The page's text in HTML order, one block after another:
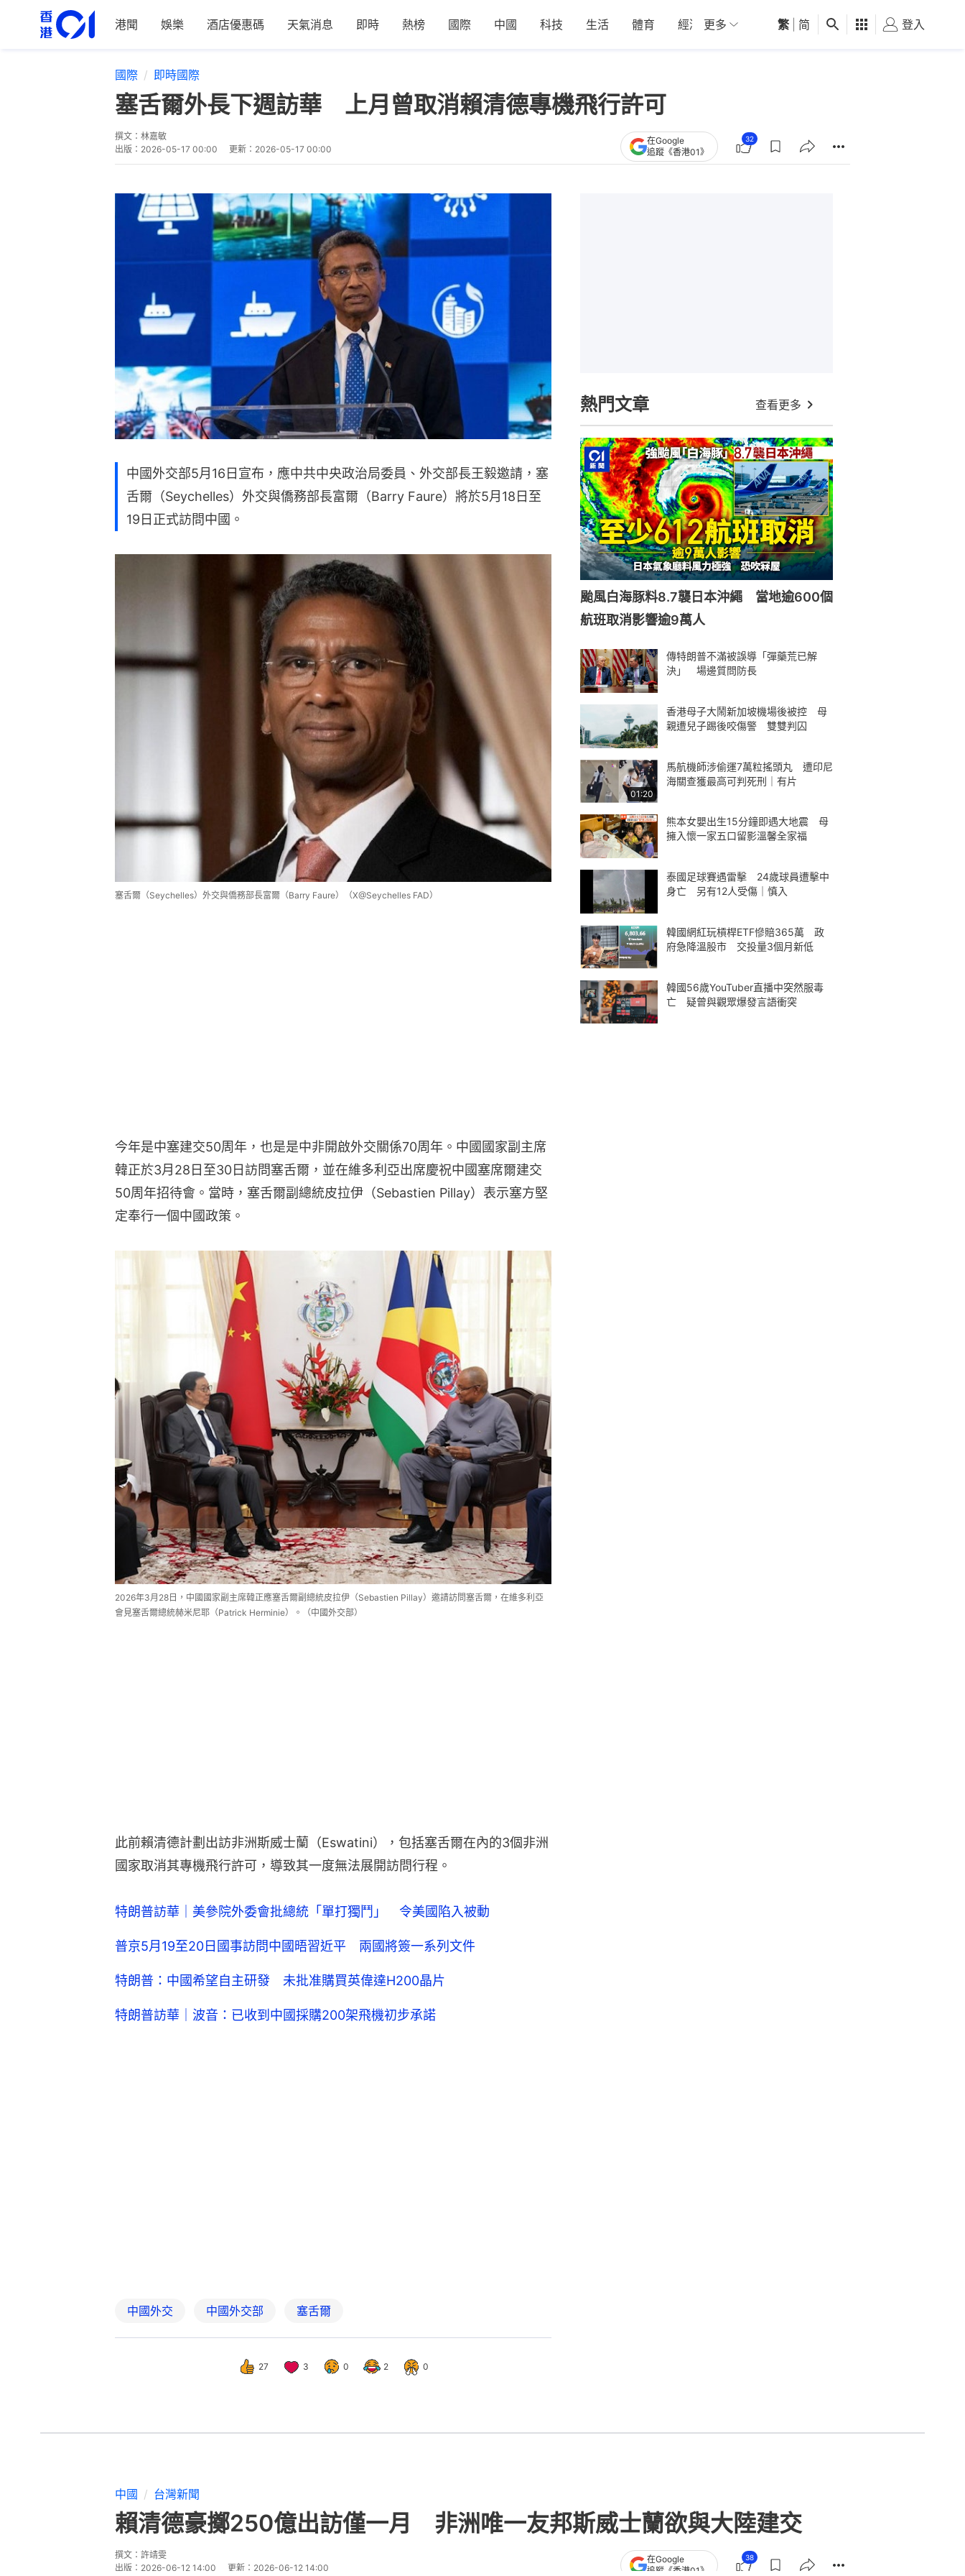
港聞 娛樂 酒店優惠碼 天氣消息 即時 熱榜 國際 中國 科技 生活 體育 經濟 01深圳 觀點 健康 好食玩飛
更多 繁 简 登入
國際 即時國際
塞舌爾外長下週訪華 上月曾取消賴清德專機飛行許可
撰文： 林嘉敏
出版： 2026-05-17 00:00 更新： 2026-05-17 00:00
在Google
追蹤《香港01》
32
中國外交部5月16日宣布，應中共中央政治局委員、外交部長王毅邀請，塞
舌爾（Seychelles）外交與僑務部長富爾（Barry Faure）將於5月18日至
19日正式訪問中國。
塞舌爾（Seychelles）外交與僑務部長富爾（Barry Faure）（X@Seychelles FAD）
今年是中塞建交50周年，也是是中非開啟外交關係70周年。中國國家副主席
韓正於3月28日至30日訪問塞舌爾，並在維多利亞出席慶祝中國塞席爾建交
50周年招待會。當時，塞舌爾副總統皮拉伊（Sebastien Pillay）表示塞方堅
定奉行一個中國政策。
2026年3月28日，中國國家副主席韓正應塞舌爾副總統皮拉伊（Sebastien Pillay）邀請訪問塞舌爾，在維多利亞
會見塞舌爾總統赫米尼耶（Patrick Herminie）。（中國外交部）
此前賴清德計劃出訪非洲斯威士蘭（Eswatini），包括塞舌爾在內的3個非洲
國家取消其專機飛行許可，導致其一度無法展開訪問行程。
特朗普訪華｜美參院外委會批總統「單打獨鬥」 令美國陷入被動
普京5月19至20日國事訪問中國晤習近平 兩國將簽一系列文件
特朗普：中國希望自主研發 未批准購買英偉達H200晶片
特朗普訪華｜波音：已收到中國採購200架飛機初步承諾
中國外交 中國外交部 塞舌爾
27 3 0 2 0
熱門文章 查看更多
颱風白海豚料8.7襲日本沖繩 當地逾600個
航班取消影響逾9萬人
傳特朗普不滿被誤導「彈藥荒已解
決」 場邊質問防長
香港母子大鬧新加坡機場後被控 母
親遭兒子踢後咬傷警 雙雙判囚
01:20
馬航機師涉偷運7萬粒搖頭丸 遭印尼
海關查獲最高可判死刑｜有片
熊本女嬰出生15分鐘即遇大地震 母
擁入懷一家五口留影溫馨全家福
泰國足球賽遇雷擊 24歲球員遭擊中
身亡 另有12人受傷｜慎入
韓國網紅玩槓桿ETF慘賠365萬 政
府急降溫股市 交投量3個月新低
韓國56歲YouTuber直播中突然服毒
亡 疑曾與觀眾爆發言語衝突
中國 台灣新聞
賴清德豪擲250億出訪僅一月 非洲唯一友邦斯威士蘭欲與大陸建交
撰文： 許靖雯
出版： 2026-06-12 14:00 更新： 2026-06-12 14:00
在Google
追蹤《香港01》
38